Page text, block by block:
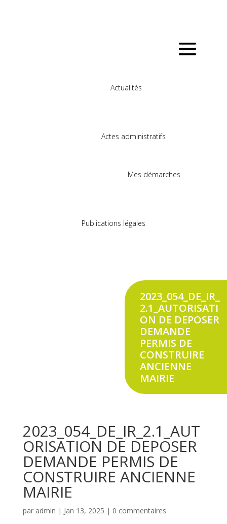
Actualités
Actes administratifs
Mes démarches
Publications légales
2023_054_DE_IR_
2.1_AUTORISATI
ON DE DEPOSER
DEMANDE
PERMIS DE
CONSTRUIRE
ANCIENNE
MAIRIE
2023_054_DE_IR_2.1_AUT
ORISATION DE DEPOSER
DEMANDE PERMIS DE
CONSTRUIRE ANCIENNE
MAIRIE
par admin | Jan 13, 2025 | 0 commentaires